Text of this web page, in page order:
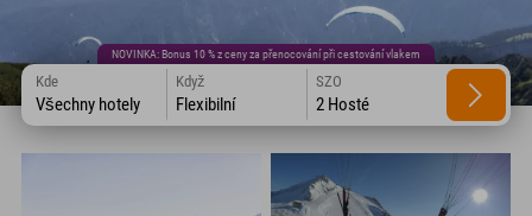
NOVINKA: Bonus 10 % z ceny za přenocování při cestování vlakem
Kde
Všechny hotely
Když
Flexibilní
SZO
2 Hosté